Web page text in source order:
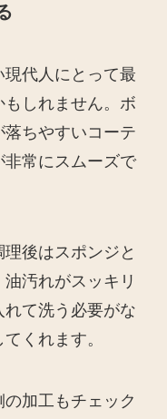
代人にとって最
しれません。ボ
ちやすいコーテ
非常にスムーズで
後はスポンジと
汚れがスッキリ
て洗う必要がな
くれます。
加工もチェック